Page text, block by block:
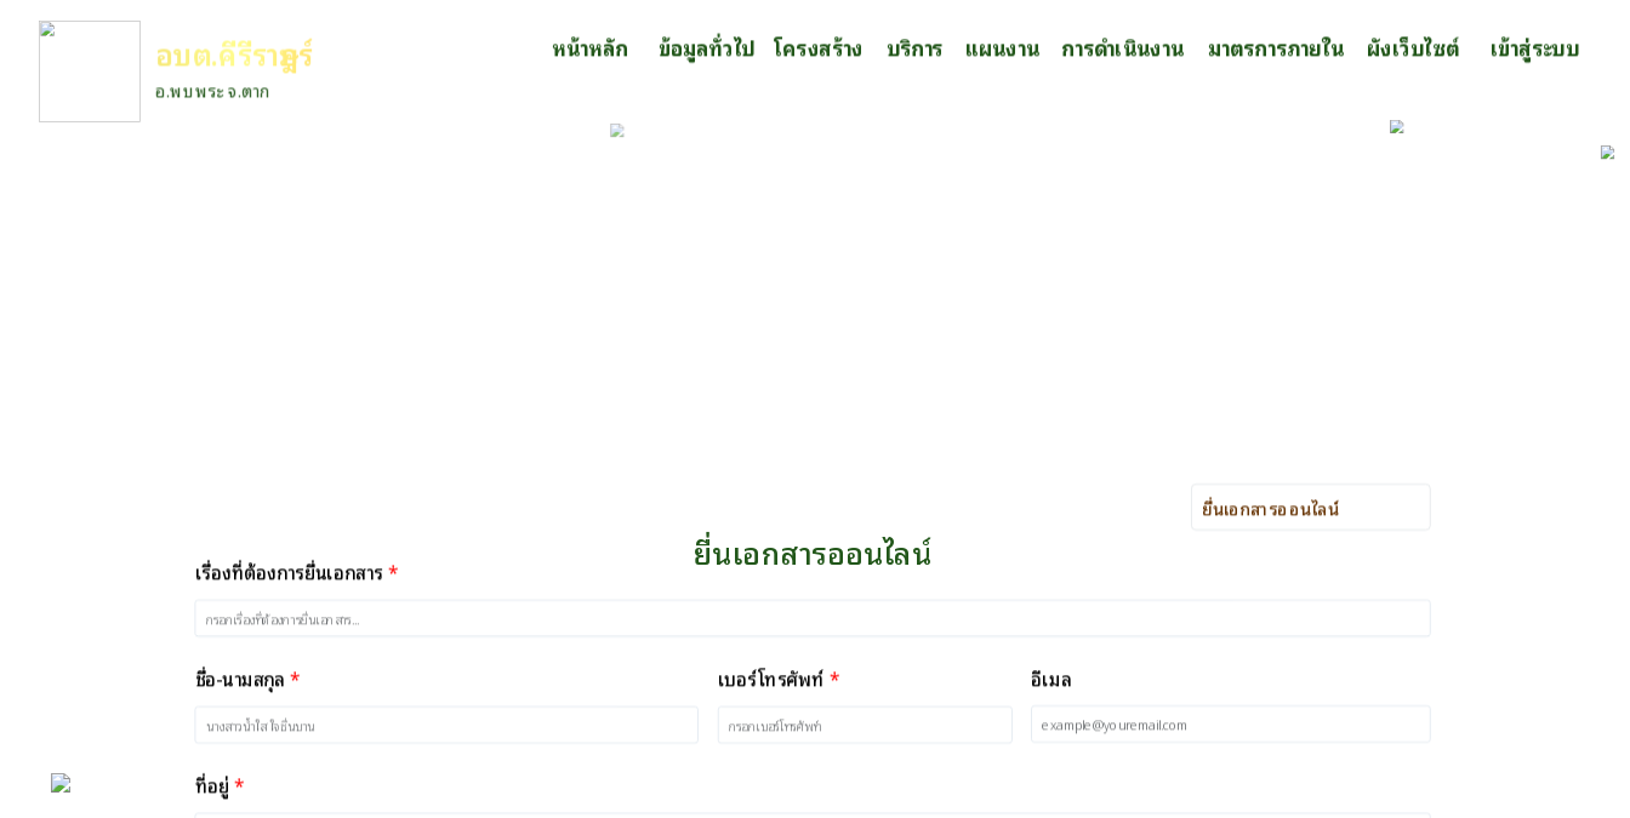
อบต.คีรีราษฎร์
อ.พบพระ จ.ตาก
หน้าหลัก ข้อมูลทั่วไป โครงสร้าง บริการ แผนงาน การดำเนินงาน มาตรการภายใน ผังเว็บไซต์ เข้าสู่ระบบ
ยื่นเอกสารออนไลน์
เรื่องที่ต้องการยื่นเอกสาร *
ชื่อ-นามสกุล * เบอร์โทรศัพท์ * อีเมล
ที่อยู่*